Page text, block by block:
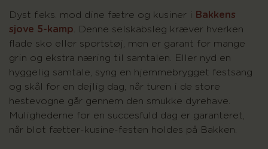
Dyst f.eks. mod dine fætre og kusiner i
Bakkens
sjove 5-kamp . Denne selskabsleg kræver hverken
flade sko eller sportstøj, men er garant for mange
grin og ekstra næring til samtalen. Eller nyd en
hyggelig samtale, syng en hjemmebrygget festsang
og skål for en dejlig dag, når turen i de store
hestevogne går gennem den smukke dyrehave.
Mulighederne for en succesfuld dag er garanteret,
når blot fætter-kusine-festen holdes på Bakken.